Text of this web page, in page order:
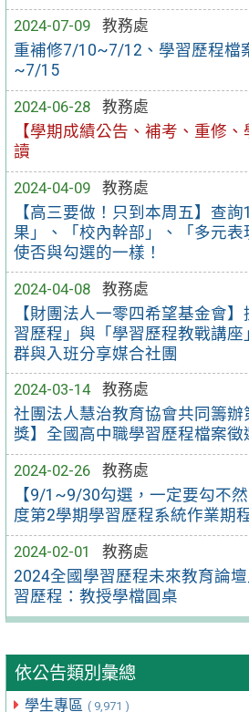
2024-07-09
教務處
重補修7/10~7/12、學習歷程檔
~7/15
2024-06-28
教務處
【學期成績公告、補考、重修
讀
2024-04-09
教務處
【高三要做！只到本周五】查
果」、「校內幹部」、「多元
使否與勾選的一樣！
2024-04-08
教務處
【財團法人一零四希望基金會
習歷程」與「學習歷程教戰講
群與入班分享媒合社團
2024-03-14
教務處
社團法人慧治教育協會共同籌辦
獎】全國高中職學習歷程檔案徵
2024-02-26
教務處
【9/1~9/30勾選，一定要勾不
度第2學期學習歷程系統作業期
2024-02-01
教務處
2024全國學習歷程未來教育論
習歷程：教授學檔圓桌
依公告類別彙總
學生專區 ( 9,971 )